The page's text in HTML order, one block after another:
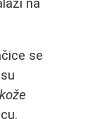
na
se